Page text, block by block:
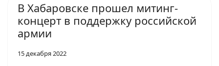
В Хабаровске прошел митинг-
концерт в поддержку российской
армии
15 декабря 2022